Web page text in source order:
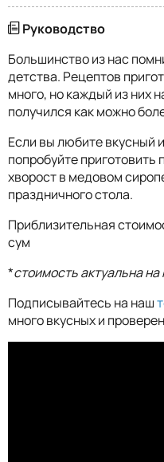
Руководство
Большинство из нас
детства. Рецептов
много, но каждый из них
получился как можно
Если вы любите вкусный
попробуйте
хворост в медовом
праздничного стола.
Приблизительная
сум
*стоимость актуальна
Подписывайтесь на наш
много вкусных и